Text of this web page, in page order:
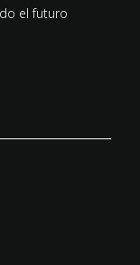
el futuro